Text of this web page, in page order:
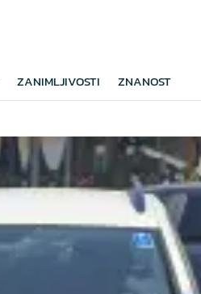
ZANIMLJIVOSTI ZNANOST